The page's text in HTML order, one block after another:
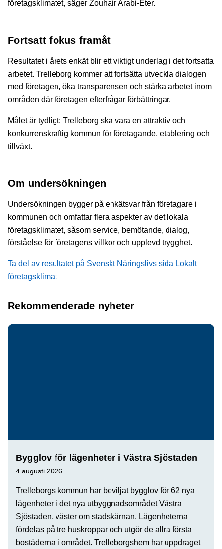
företagsklimatet, säger Zouhair Arabi-Eter.
Fortsatt fokus framåt
Resultatet i årets enkät blir ett viktigt underlag i det fortsatta
arbetet. Trelleborg kommer att fortsätta utveckla dialogen
med företagen, öka transparensen och stärka arbetet inom
områden där företagen efterfrågar förbättringar.
Målet är tydligt: Trelleborg ska vara en attraktiv och
konkurrenskraftig kommun för företagande, etablering och
tillväxt.
Om undersökningen
Undersökningen bygger på enkätsvar från företagare i
kommunen och omfattar flera aspekter av det lokala
företagsklimatet, såsom service, bemötande, dialog,
förståelse för företagens villkor och upplevd trygghet.
Ta del av resultatet på Svenskt Näringslivs sida Lokalt
företagsklimat
Rekommenderade nyheter
Bygglov för lägenheter i Västra Sjöstaden
4 augusti 2026
Trelleborgs kommun har beviljat bygglov för 62 nya
lägenheter i det nya utbyggnadsområdet Västra
Sjöstaden, väster om stadskärnan. Lägenheterna
fördelas på tre huskroppar och utgör de allra första
bostäderna i området. Trelleborgshem har uppdraget